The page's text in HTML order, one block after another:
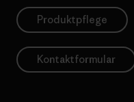
Produktpflege
Kontaktformular